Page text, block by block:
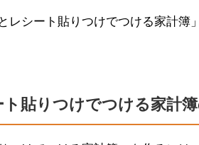
レシート貼りつけでつける家計簿
貼りつけでつける家計